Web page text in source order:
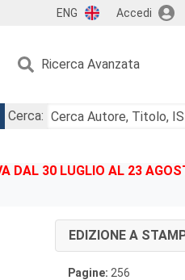
ENG Accedi
Ricerca Avanzata
Cerca:
DAL 30 LUGLIO AL 23
EDIZIONE A
Pagine: 256